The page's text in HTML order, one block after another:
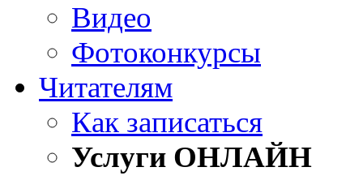
Видео
Фотоконкурсы
Читателям
Как записаться
Услуги ОНЛАЙН